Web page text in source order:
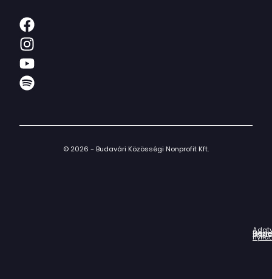
© 2026 - Budavári Közösségi Nonprofit Kft.